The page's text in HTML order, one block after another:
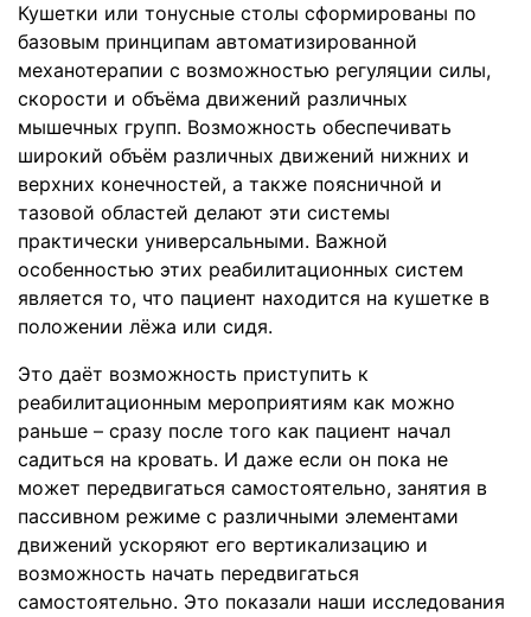
Кушетки или тонусные столы сформированы по
базовым принципам автоматизированной
механотерапии с возможностью регуляции силы,
скорости и объёма движений различных
мышечных групп. Возможность обеспечивать
широкий объём различных движений нижних и
верхних конечностей, а также поясничной и
тазовой областей делают эти системы
практически универсальными. Важной
особенностью этих реабилитационных систем
является то, что пациент находится на кушетке в
положении лёжа или сидя.
Это даёт возможность приступить к
реабилитационным мероприятиям как можно
раньше – сразу после того как пациент начал
садиться на кровать. И даже если он пока не
может передвигаться самостоятельно, занятия в
пассивном режиме с различными элементами
движений ускоряют его вертикализацию и
возможность начать передвигаться
самостоятельно. Это показали наши исследования